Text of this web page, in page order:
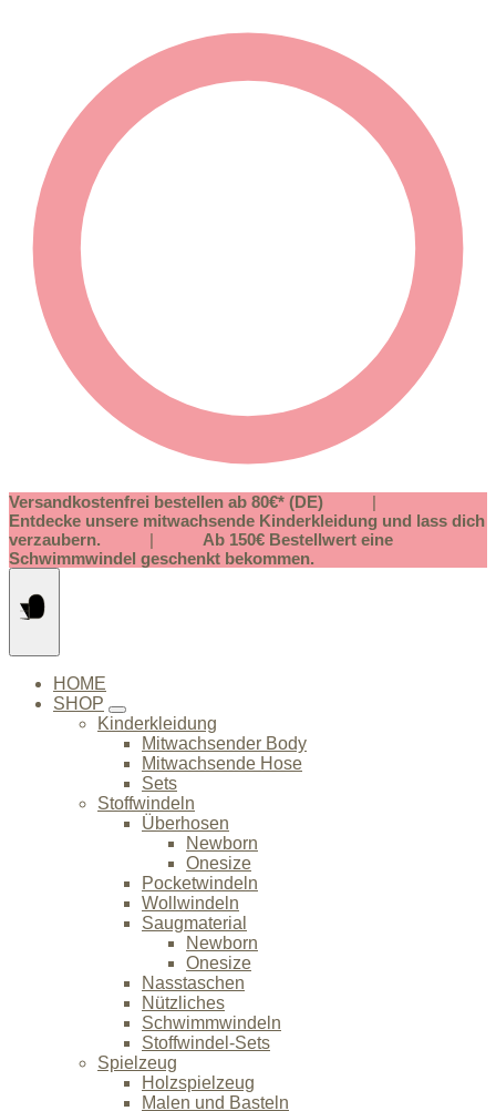
Springe
zum
Inhalt
Versandkostenfrei bestellen ab 80€* (DE)
Entdecke unsere mitwachsende Kinderkleidung und lass dich
verzaubern.
Ab 150€ Bestellwert eine
Schwimmwindel geschenkt bekommen.
HOME
SHOP
Kinderkleidung
Mitwachsender Body
Mitwachsende Hose
Sets
Stoffwindeln
Überhosen
Newborn
Onesize
Pocketwindeln
Wollwindeln
Saugmaterial
Newborn
Onesize
Nasstaschen
Nützliches
Schwimmwindeln
Stoffwindel-Sets
Spielzeug
Holzspielzeug
Malen und Basteln